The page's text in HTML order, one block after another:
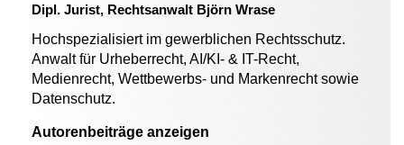
Dipl. Jurist, Rechtsanwalt Björn Wrase
Hochspezialisiert im gewerblichen Rechtsschutz.
Anwalt für Urheberrecht, AI/KI- & IT-Recht,
Medienrecht, Wettbewerbs- und Markenrecht sowie
Datenschutz.
Autorenbeiträge anzeigen